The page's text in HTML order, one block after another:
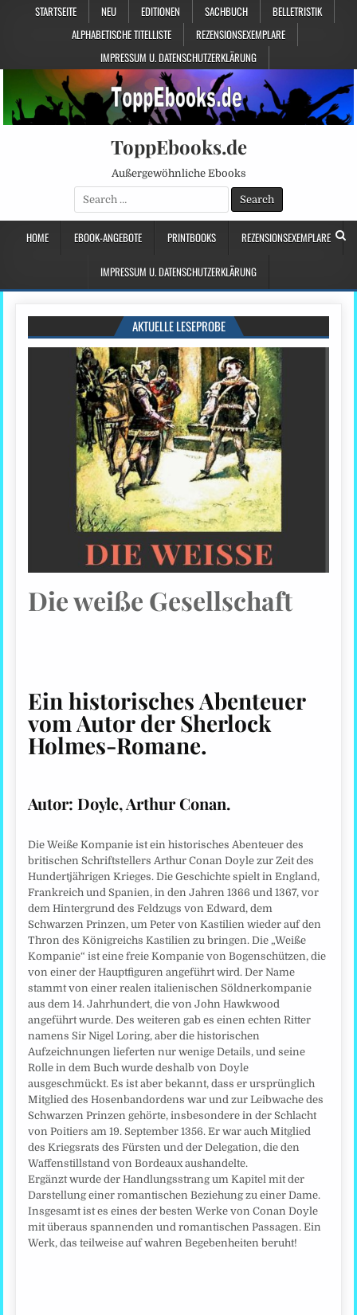
STARTSEITE NEU EDITIONEN SACHBUCH
BELLETRISTIK
ALPHABETISCHE TITELLISTE
REZENSIONSEXEMPLARE
IMPRESSUM U. DATENSCHUTZERKLÄRUNG
ToppEbooks.de
Außergewöhnliche Ebooks
Search
for:
HOME EBOOK-ANGEBOTE PRINTBOOKS REZENSIONSEXEMPLARE
IMPRESSUM U. DATENSCHUTZERKLÄRUNG
AKTUELLE LESEPROBE
Die weiße Gesellschaft
Ein historisches Abenteuer
vom Autor der Sherlock
Holmes-Romane.
Autor: Doyle, Arthur Conan.
Die Weiße Kompanie ist ein historisches Abenteuer des
britischen Schriftstellers Arthur Conan Doyle zur Zeit des
Hundertjährigen Krieges. Die Geschichte spielt in England,
Frankreich und Spanien, in den Jahren 1366 und 1367, vor
dem Hintergrund des Feldzugs von Edward, dem
Schwarzen Prinzen, um Peter von Kastilien wieder auf den
Thron des Königreichs Kastilien zu bringen. Die „Weiße
Kompanie“ ist eine freie Kompanie von Bogenschützen, die
von einer der Hauptfiguren angeführt wird. Der Name
stammt von einer realen italienischen Söldnerkompanie
aus dem 14. Jahrhundert, die von John Hawkwood
angeführt wurde. Des weiteren gab es einen echten Ritter
namens Sir Nigel Loring, aber die historischen
Aufzeichnungen lieferten nur wenige Details, und seine
Rolle in dem Buch wurde deshalb von Doyle
ausgeschmückt. Es ist aber bekannt, dass er ursprünglich
Mitglied des Hosenbandordens war und zur Leibwache des
Schwarzen Prinzen gehörte, insbesondere in der Schlacht
von Poitiers am 19. September 1356. Er war auch Mitglied
des Kriegsrats des Fürsten und der Delegation, die den
Waffenstillstand von Bordeaux aushandelte.
Ergänzt wurde der Handlungsstrang um Kapitel mit der
Darstellung einer romantischen Beziehung zu einer Dame.
Insgesamt ist es eines der besten Werke von Conan Doyle
mit überaus spannenden und romantischen Passagen. Ein
Werk, das teilweise auf wahren Begebenheiten beruht!